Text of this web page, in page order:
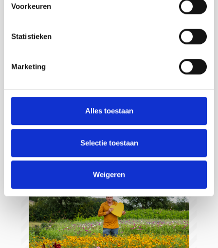
Voorkeuren
Statistieken
Marketing
Alles toestaan
Selectie toestaan
Weigeren
Cadzand